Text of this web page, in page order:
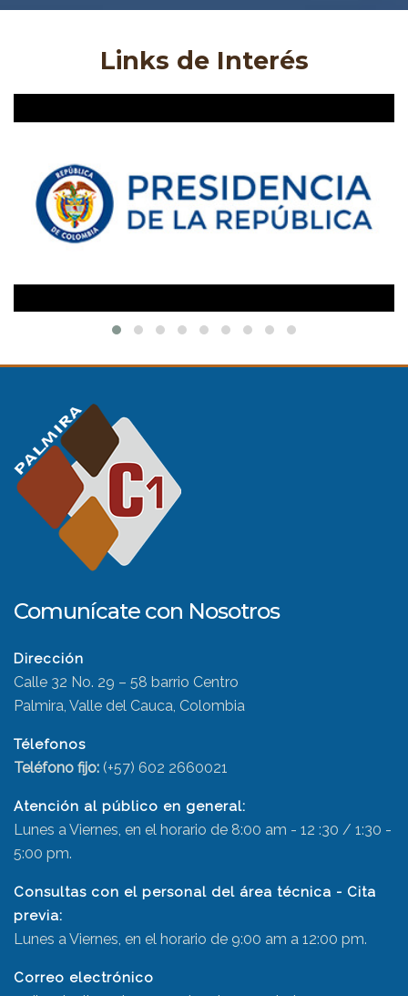
Links de Interés
Comunícate con Nosotros
Dirección
Calle 32 No. 29 – 58 barrio Centro
Palmira, Valle del Cauca, Colombia
Télefonos
Teléfono fijo: (+57) 602 2660021
Atención al público en general:
Lunes a Viernes, en el horario de 8:00 am - 12 :30 / 1:30 -
5:00 pm.
Consultas con el personal del área técnica - Cita
previa:
Lunes a Viernes, en el horario de 9:00 am a 12:00 pm.
Correo electrónico